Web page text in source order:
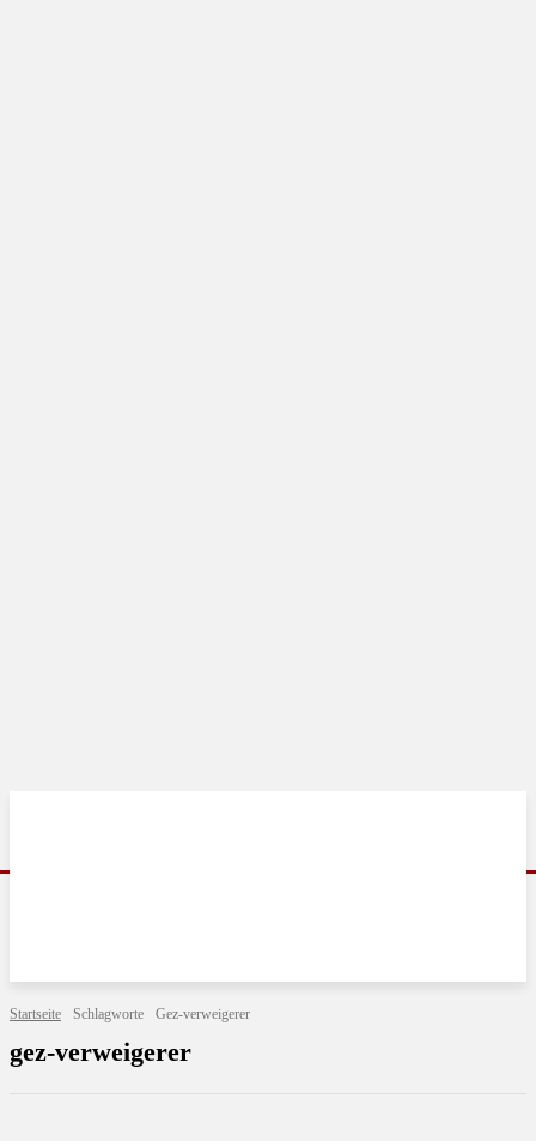
Startseite Schlagworte Gez-verweigerer
gez-verweigerer